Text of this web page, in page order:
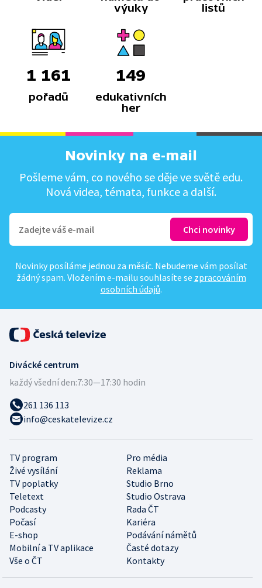
výuky
listů
1 161
pořadů
149
edukativních
her
Novinky na e-mail
Pošleme vám, co nového se děje ve světě edu.
Nová videa, témata, funkce a další.
Novinky posíláme jednou za měsíc. Nebudeme vám posílat
žádný spam. Vložením e-mailu souhlasíte se zpracováním
osobních údajů.